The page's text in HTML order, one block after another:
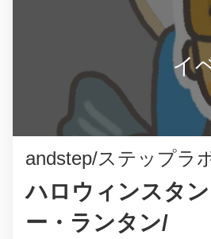
イ
andstep/ステップラ
ハロウィンスタ
ー・ランタン/